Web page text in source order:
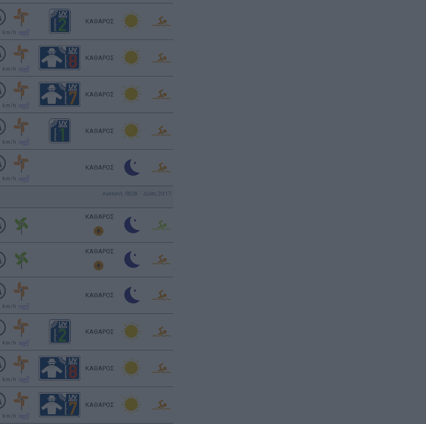
km/h
ΚΑΘΑΡΟΣ
km/h
ΚΑΘΑΡΟΣ
km/h
ΚΑΘΑΡΟΣ
km/h
ΚΑΘΑΡΟΣ
km/h
ΚΑΘΑΡΟΣ
Ανατολή: 06:28 - Δύση 20:17
ΚΑΘΑΡΟΣ
ΚΑΘΑΡΟΣ
km/h
ΚΑΘΑΡΟΣ
km/h
ΚΑΘΑΡΟΣ
km/h
ΚΑΘΑΡΟΣ
km/h
ΚΑΘΑΡΟΣ